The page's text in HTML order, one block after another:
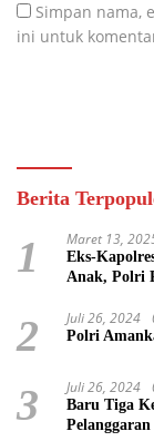
Simpan nama,
ini untuk
Berita
1 Maret 13,
Eks-
Anak, Polri
2 Juli 26, 2024
Polri
3 Juli 26, 2024
Baru Tiga